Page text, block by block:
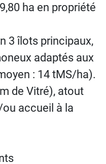
ha en propriété
3 îlots principaux,
adaptés aux
: 14 tMS/ha).
de Vitré), atout
accueil à la